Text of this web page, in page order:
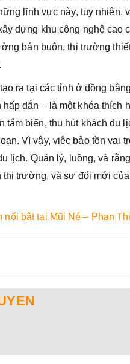
lĩnh vực này, tuy nhiên,
dựng khu công nghệ cao
bán buôn, thị trường
ra tại các tỉnh ở đồng
dẫn – là một khóa
tắm biển, thu hút khách
Vì vậy, việc bảo tồn vai
lịch. Quản lý, luồng, và
thị trường, và sự đổi mới
nổi bật tại Mũi Né – Phan